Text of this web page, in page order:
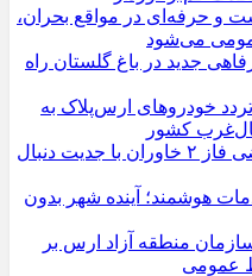
و حرفه‌ای در مواقع بحران،
می‌شود
جدید در باغ گلستان راه
خودروهای ارس‌پلاک به
کشور
رفع مشکلات اراضی فاز ۲ خاوران با جدیت دنبال
هوشمند؛ آینده شهر بدون
منطقه آزاد ارس بر
عمومی